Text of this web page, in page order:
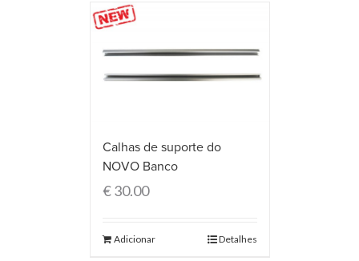
Calhas de suporte do
NOVO Banco
€30.00
Adicionar Detalhes